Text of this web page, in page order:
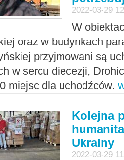
2022-03-29
W
oraz w budynkach
przyjmowani są
w sercu diecezji,
miejsc dla uchodźców.
Kolejna
Ukrainy
2022-03-29